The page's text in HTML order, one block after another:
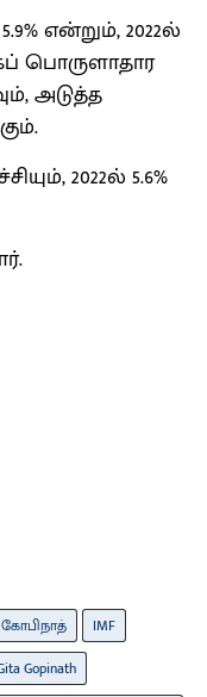
என்றும், 2022ல்
பொருளாதார
அடுத்த
2022ல் 5.6%
IMF
Gopinath